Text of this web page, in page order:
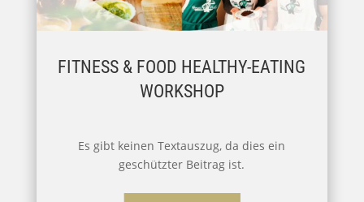
FITNESS & FOOD HEALTHY-EATING
WORKSHOP
Es gibt keinen Textauszug, da dies ein
geschützter Beitrag ist.